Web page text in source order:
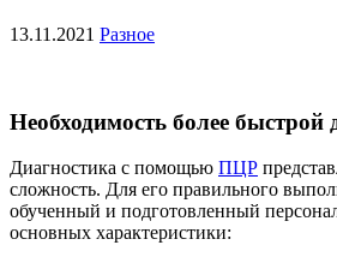
13.11.2021 Разное
Необходимость более быстрой
Диагностика с помощью ПЦР
сложность. Для его правильного
обученный и подготовленный
основных характеристики: